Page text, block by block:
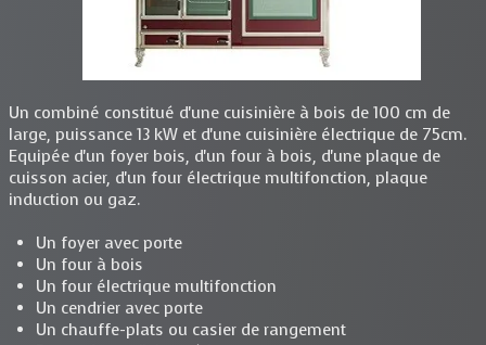
Un combiné constitué d'une cuisinière à bois de 100 cm de
large, puissance 13 kW et d'une cuisinière électrique de 75cm.
Equipée d'un foyer bois, d'un four à bois, d'une plaque de
cuisson acier, d'un four électrique multifonction, plaque
induction ou gaz.
Un foyer avec porte
Un four à bois
Un four électrique multifonction
Un cendrier avec porte
Un chauffe-plats ou casier de rangement